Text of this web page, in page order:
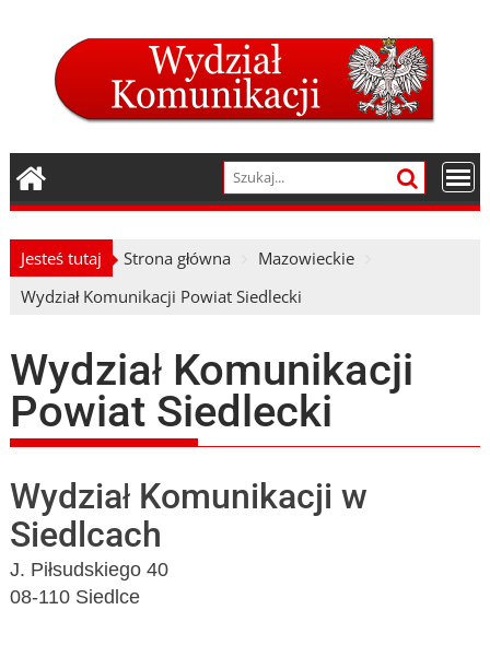
Jesteś tutaj Strona główna
Mazowieckie
Wydział Komunikacji Powiat Siedlecki
Wydział Komunikacji
Powiat Siedlecki
Wydział Komunikacji w
Siedlcach
J. Piłsudskiego 40
08-110 Siedlce